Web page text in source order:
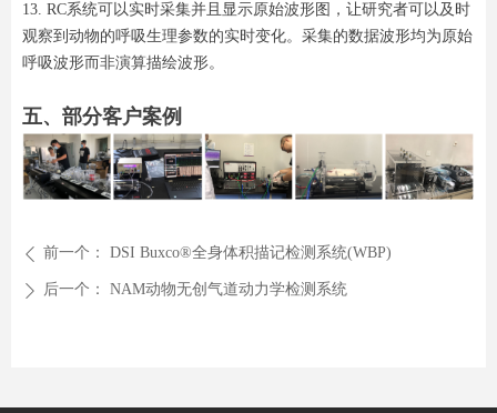
13. RC系统可以实时采集并且显示原始波形图，让研究者可以及时
观察到动物的呼吸生理参数的实时变化。采集的数据波形均为原始
呼吸波形而非演算描绘波形。
五、部分客户案例
ꄴ 前一个： DSI Buxco®全身体积描记检测系统(WBP)
ꄲ 后一个： NAM动物无创气道动力学检测系统